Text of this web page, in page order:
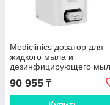
Mediclinics дозатор для
жидкого мыла и
дезинфицирующего
геля нажимной
90 955 ₸